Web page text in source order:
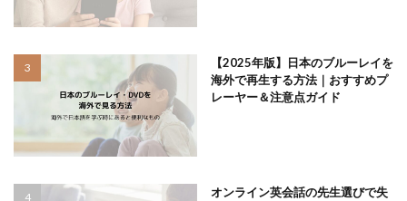
【2025年版】日本のブルーレイを
海外で再生する方法｜おすすめプ
レーヤー＆注意点ガイド
オンライン英会話の先生選びで失